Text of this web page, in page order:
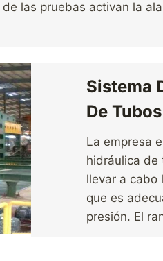
las pruebas activan la
Sistema
De Tubos
La empresa
hidráulica de
llevar a cabo
que es
presión. El